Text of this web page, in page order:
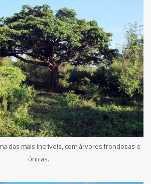
das mais incríveis, com árvores frondosas e
únicas.